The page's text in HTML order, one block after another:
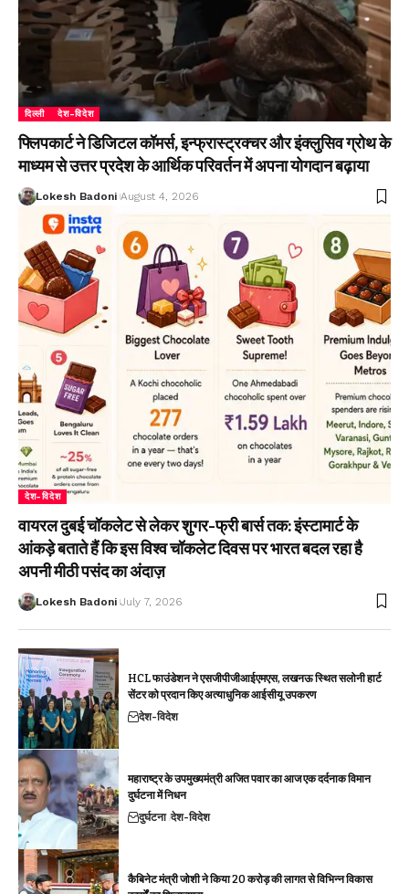
दिल्ली देश-विदेश
फ्लिपकार्ट ने डिजिटल कॉमर्स, इन्फ्रास्ट्रक्चर और इंक्लुसिव ग्रोथ के
माध्यम से उत्तर प्रदेश के आर्थिक परिवर्तन में अपना योगदान बढ़ाया
Lokesh Badoni August 4, 2026
देश-विदेश
वायरल दुबई चॉकलेट से लेकर शुगर-फ्री बार्स तक: इंस्टामार्ट के
आंकड़े बताते हैं कि इस विश्व चॉकलेट दिवस पर भारत बदल रहा है
अपनी मीठी पसंद का अंदाज़
Lokesh Badoni July 7, 2026
HCL फाउंडेशन ने एसजीपीजीआईएमएस, लखनऊ स्थित सलोनी हार्ट
सेंटर को प्रदान किए अत्याधुनिक आईसीयू उपकरण
देश-विदेश
महाराष्ट्र के उपमुख्यमंत्री अजित पवार का आज एक दर्दनाक विमान
दुर्घटना में निधन
दुर्घटना देश-विदेश
कैबिनेट मंत्री जोशी ने किया 20 करोड़ की लागत से विभिन्न विकास